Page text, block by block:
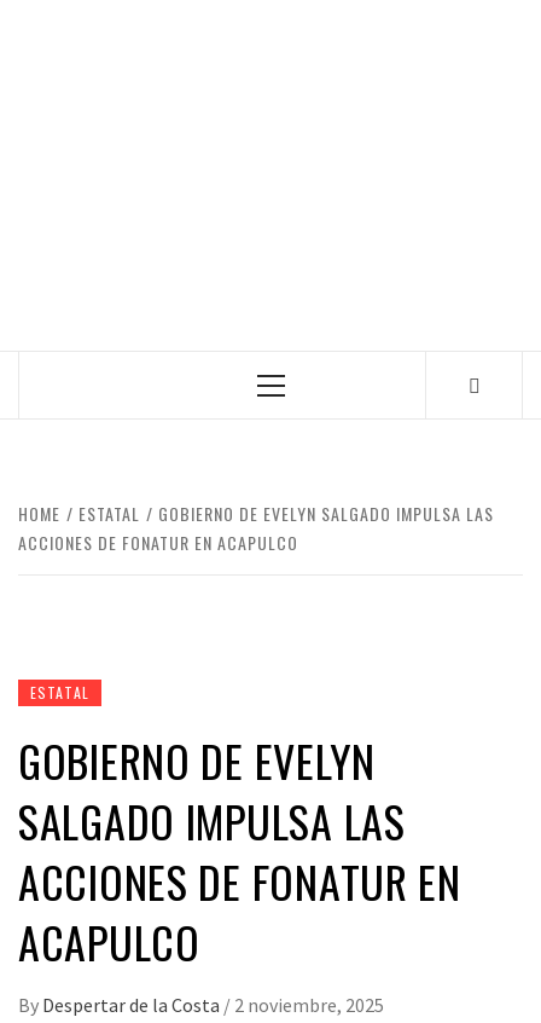
Primary
HOME ESTATAL
GOBIERNO DE EVELYN SALGADO IMPULSA LAS
ACCIONES DE FONATUR EN ACAPULCO
ESTATAL
GOBIERNO DE EVELYN
SALGADO IMPULSA LAS
ACCIONES DE FONATUR EN
ACAPULCO
By Despertar de la Costa / 2 noviembre, 2025